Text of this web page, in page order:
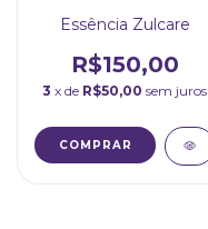
Essência Zulcare
R$150,00
3 x de R$50,00 sem juros